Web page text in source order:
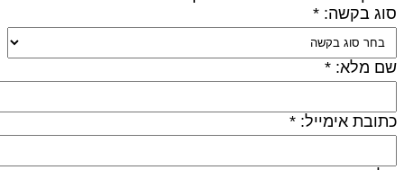
בקשה: *
מלא: *
אימייל: *